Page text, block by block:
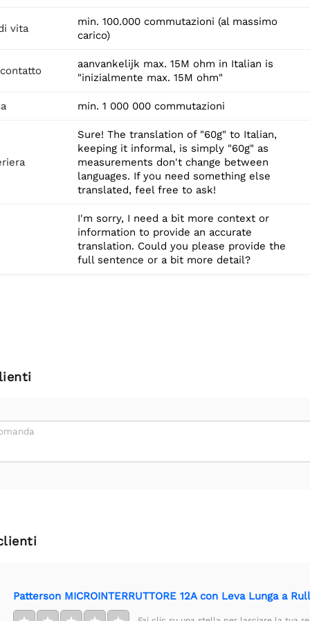
vita
min. 100.000 commutazioni (al massimo
carico)
aanvankelijk max. 15M ohm in Italian is
"inizialmente max. 15M ohm"
min. 1 000 000 commutazioni
Sure! The translation of "60g" to Italian,
keeping it informal, is simply "60g" as
measurements don't change between
languages. If you need something else
translated, feel free to ask!
I'm sorry, I need a bit more context or
information to provide an accurate
translation. Could you please provide the
full sentence or a bit more detail?
Patterson MICROINTERRUTTORE 12A con Leva Lunga a